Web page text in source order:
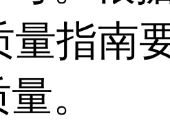
量指南
。